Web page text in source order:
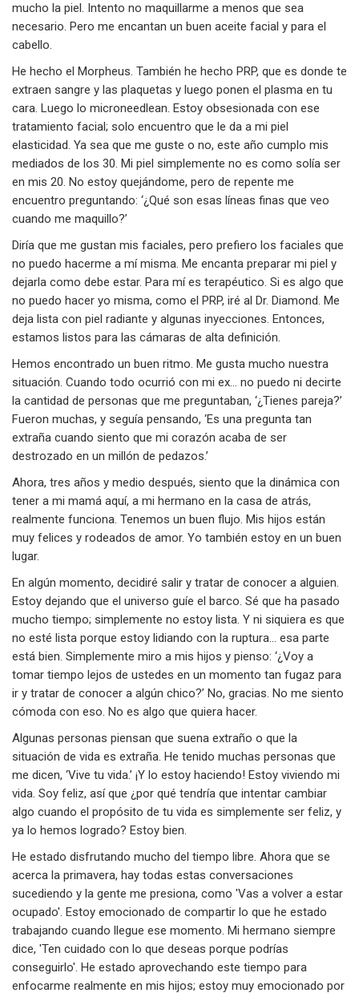
mucho la piel. Intento no maquillarme a menos que sea
necesario. Pero me encantan un buen aceite facial y para el
cabello.
He hecho el Morpheus. También he hecho PRP, que es donde te
extraen sangre y las plaquetas y luego ponen el plasma en tu
cara. Luego lo microneedlean. Estoy obsesionada con ese
tratamiento facial; solo encuentro que le da a mi piel
elasticidad. Ya sea que me guste o no, este año cumplo mis
mediados de los 30. Mi piel simplemente no es como solía ser
en mis 20. No estoy quejándome, pero de repente me
encuentro preguntando: ‘¿Qué son esas líneas finas que veo
cuando me maquillo?’
Diría que me gustan mis faciales, pero prefiero los faciales que
no puedo hacerme a mí misma. Me encanta preparar mi piel y
dejarla como debe estar. Para mí es terapéutico. Si es algo que
no puedo hacer yo misma, como el PRP, iré al Dr. Diamond. Me
deja lista con piel radiante y algunas inyecciones. Entonces,
estamos listos para las cámaras de alta definición.
Hemos encontrado un buen ritmo. Me gusta mucho nuestra
situación. Cuando todo ocurrió con mi ex... no puedo ni decirte
la cantidad de personas que me preguntaban, ‘¿Tienes pareja?’
Fueron muchas, y seguía pensando, ‘Es una pregunta tan
extraña cuando siento que mi corazón acaba de ser
destrozado en un millón de pedazos.’
Ahora, tres años y medio después, siento que la dinámica con
tener a mi mamá aquí, a mi hermano en la casa de atrás,
realmente funciona. Tenemos un buen flujo. Mis hijos están
muy felices y rodeados de amor. Yo también estoy en un buen
lugar.
En algún momento, decidiré salir y tratar de conocer a alguien.
Estoy dejando que el universo guíe el barco. Sé que ha pasado
mucho tiempo; simplemente no estoy lista. Y ni siquiera es que
no esté lista porque estoy lidiando con la ruptura... esa parte
está bien. Simplemente miro a mis hijos y pienso: ‘¿Voy a
tomar tiempo lejos de ustedes en un momento tan fugaz para
ir y tratar de conocer a algún chico?’ No, gracias. No me siento
cómoda con eso. No es algo que quiera hacer.
Algunas personas piensan que suena extraño o que la
situación de vida es extraña. He tenido muchas personas que
me dicen, ‘Vive tu vida.’ ¡Y lo estoy haciendo! Estoy viviendo mi
vida. Soy feliz, así que ¿por qué tendría que intentar cambiar
algo cuando el propósito de tu vida es simplemente ser feliz, y
ya lo hemos logrado? Estoy bien.
He estado disfrutando mucho del tiempo libre. Ahora que se
acerca la primavera, hay todas estas conversaciones
sucediendo y la gente me presiona, como 'Vas a volver a estar
ocupado'. Estoy emocionado de compartir lo que he estado
trabajando cuando llegue ese momento. Mi hermano siempre
dice, 'Ten cuidado con lo que deseas porque podrías
conseguirlo'. He estado aprovechando este tiempo para
enfocarme realmente en mis hijos; estoy muy emocionado por